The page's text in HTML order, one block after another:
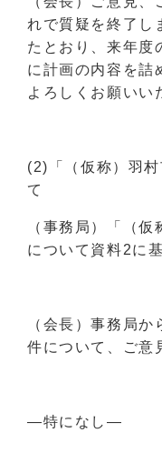
れで質疑を終了し
たとおり、来年度
に計画の内容を詰
よろしくお願いい
(2)「（仮称）羽
て
（事務局）「（
について資料2に
（会長）事務局
件について、ご意
―特になし―